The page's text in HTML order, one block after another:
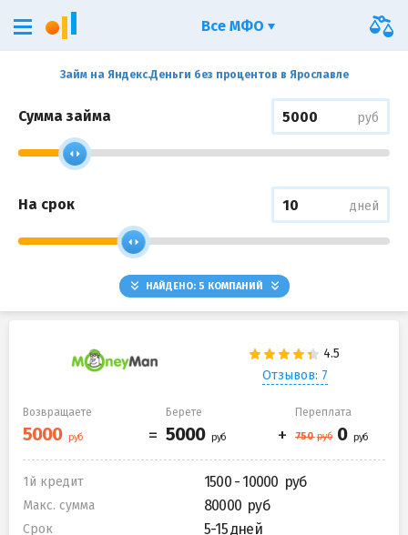
Займ на Яндекс.Деньги без процентов в Ярославле
Сумма займа руб
На срок дней
НАЙДЕНО: 5 КОМПАНИЙ
Отзывов: 7
Возвращаете Берете Переплата
1й кредит 1500 - 10000
Макс. сумма 80000
Срок 5-15 дней
Все МФО